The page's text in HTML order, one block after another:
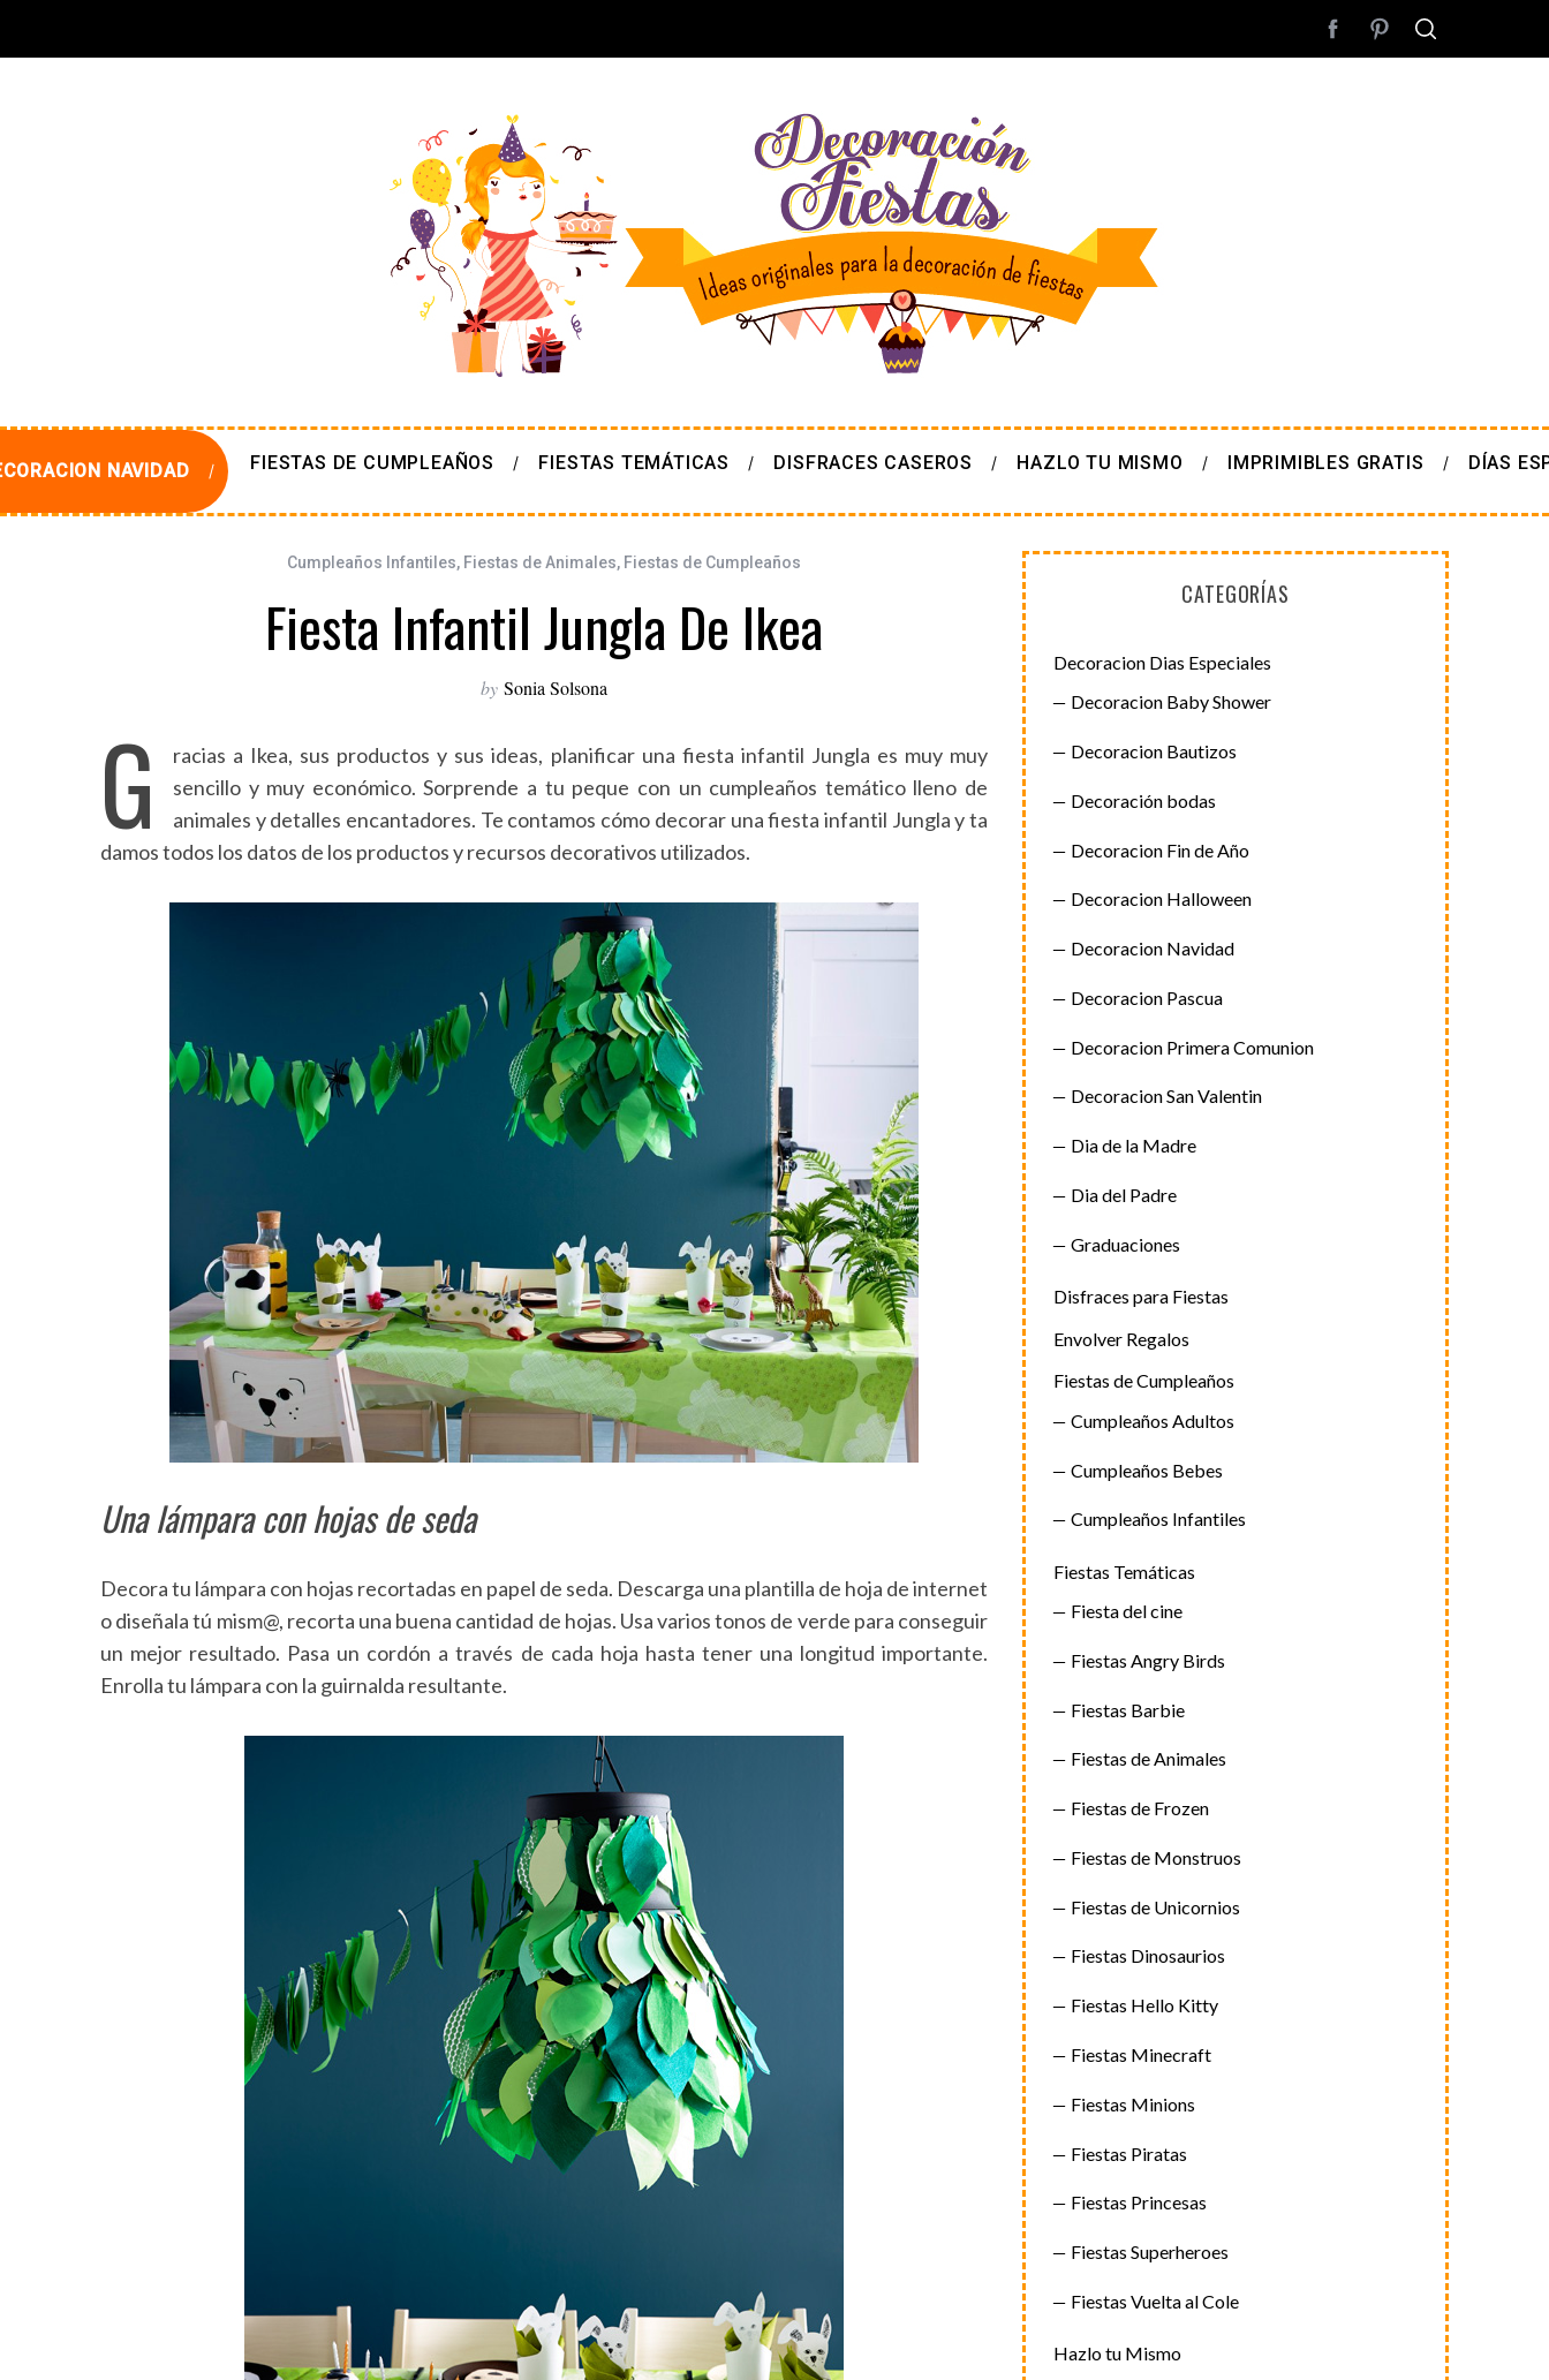
NAVIDAD FIESTAS DE CUMPLEAÑOS FIESTAS TEMÁTICAS DISFRACES CASEROS HAZLO TU MISMO IMPRIMIBLES GRATIS DÍAS
Cumpleaños Infantiles, Fiestas de Animales, Fiestas de Cumpleaños
Fiesta Infantil Jungla De Ikea
by Sonia Solsona
G
racias a Ikea, sus productos y sus ideas, planificar una fiesta infantil Jungla es muy muy
sencillo y muy económico. Sorprende a tu peque con un cumpleaños temático lleno de
animales y detalles encantadores. Te contamos cómo decorar una fiesta infantil Jungla y ta
damos todos los datos de los productos y recursos decorativos utilizados.
Una lámpara con hojas de seda
Decora tu lámpara con hojas recortadas en papel de seda. Descarga una plantilla de hoja de internet
o diseñala tú mism@, recorta una buena cantidad de hojas. Usa varios tonos de verde para conseguir
un mejor resultado. Pasa un cordón a través de cada hoja hasta tener una longitud importante.
Enrolla tu lámpara con la guirnalda resultante.
CATEGORÍAS
Decoracion Dias Especiales
Decoracion Baby Shower
Decoracion Bautizos
Decoración bodas
Decoracion Fin de Año
Decoracion Halloween
Decoracion Navidad
Decoracion Pascua
Decoracion Primera Comunion
Decoracion San Valentin
Dia de la Madre
Dia del Padre
Graduaciones
Disfraces para Fiestas
Envolver Regalos
Fiestas de Cumpleaños
Cumpleaños Adultos
Cumpleaños Bebes
Cumpleaños Infantiles
Fiestas Temáticas
Fiesta del cine
Fiestas Angry Birds
Fiestas Barbie
Fiestas de Animales
Fiestas de Frozen
Fiestas de Monstruos
Fiestas de Unicornios
Fiestas Dinosaurios
Fiestas Hello Kitty
Fiestas Minecraft
Fiestas Minions
Fiestas Piratas
Fiestas Princesas
Fiestas Superheroes
Fiestas Vuelta al Cole
Hazlo tu Mismo